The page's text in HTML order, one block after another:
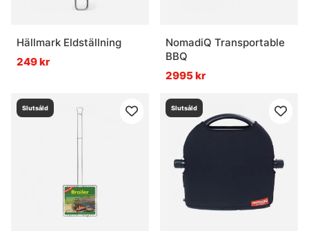
Hällmark Eldställning
249 kr
NomadiQ Transportable
BBQ
2995 kr
Slutsåld Slutsåld